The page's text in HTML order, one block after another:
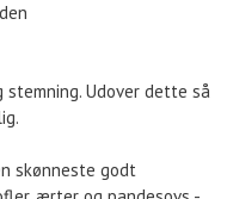
Udover dette så
skønneste godt